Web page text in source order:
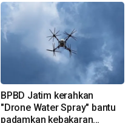
BPBD Jatim kerahkan
"Drone Water Spray" bantu
padamkan kebakaran